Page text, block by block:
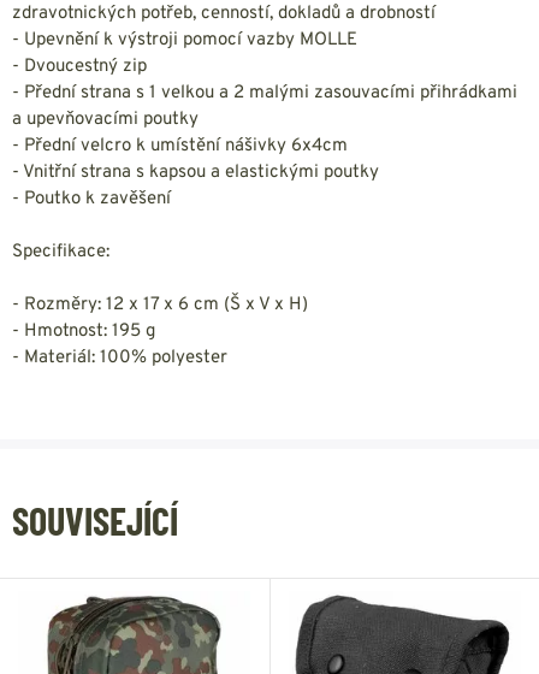
zdravotnických potřeb, cenností, dokladů a drobností
- Upevnění k výstroji pomocí vazby MOLLE
- Dvoucestný zip
- Přední strana s 1 velkou a 2 malými zasouvacími přihrádkami
a upevňovacími poutky
- Přední velcro k umístění nášivky 6x4cm
- Vnitřní strana s kapsou a elastickými poutky
- Poutko k zavěšení
Specifikace:
- Rozměry: 12 x 17 x 6 cm (Š x V x H)
- Hmotnost: 195 g
- Materiál: 100% polyester
SOUVISEJÍCÍ